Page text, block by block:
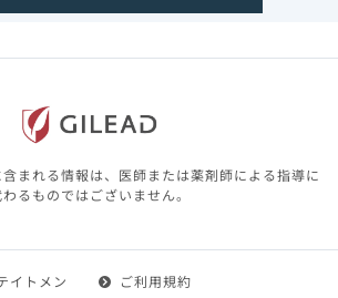
まれる情報は、医師または薬剤師による指導に
るものではございません。
イトメン
ご利用規約